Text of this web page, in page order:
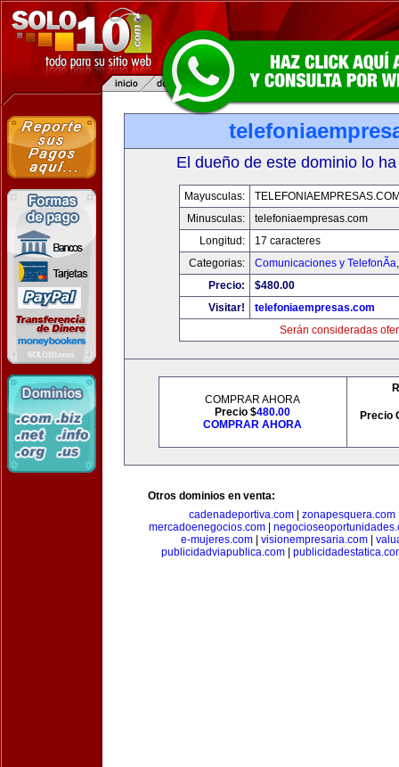
El dueño de este dominio lo
Mayusculas:
Minusculas:
telefoniaempresas.com
Longitud:
17 caracteres
Categorias:
Comunicaciones y TelefonÃ­a
Precio:
$480.00
Visitar!
telefoniaempresas.com
Serán consideradas
COMPRAR AHORA
Precio $480.00
COMPRAR AHORA
Precio
Otros dominios en venta:
cadenadeportiva.com
zonapesquera.com
mercadoenegocios.com
e-mujeres.com
visionempresaria.com
publicidadviapublica.com